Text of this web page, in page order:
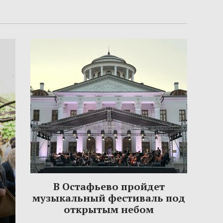
В Остафьево пройдет
музыкальный фестиваль под
открытым небом